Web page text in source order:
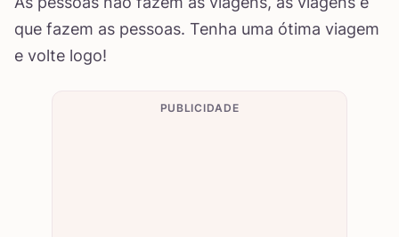
que fazem as pessoas. Tenha uma ótima viagem
e volte logo!
PUBLICIDADE